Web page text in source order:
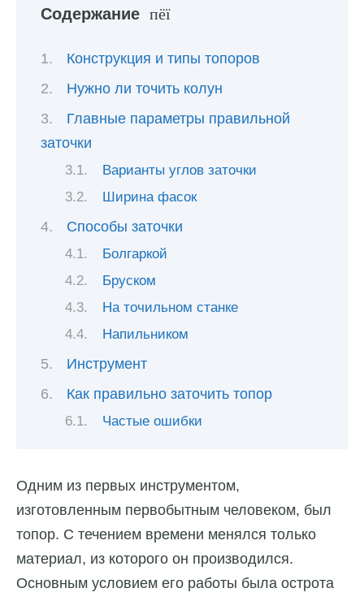
Содержание
Конструкция и типы топоров
Нужно ли точить колун
Главные параметры правильной
заточки
Варианты углов заточки
Ширина фасок
Способы заточки
Болгаркой
Бруском
На точильном станке
Напильником
Инструмент
Как правильно заточить топор
Частые ошибки
Одним из первых инструментом,
изготовленным первобытным человеком, был
топор. С течением времени менялся только
материал, из которого он производился.
Основным условием его работы была острота